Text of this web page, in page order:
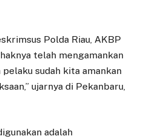
Polda Riau, AKBP
telah mengamankan
sudah kita amankan
ujarnya di Pekanbaru,
adalah